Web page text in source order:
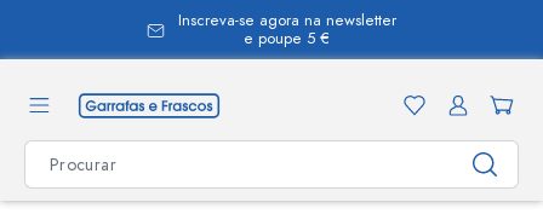
Inscreva-se agora na newsletter
e poupe 5 €